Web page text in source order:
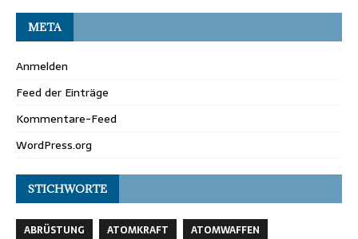
META
Anmelden
Feed der Einträge
Kommentare-Feed
WordPress.org
STICHWORTE
ABRÜSTUNG ATOMKRAFT
ATOMWAFFEN